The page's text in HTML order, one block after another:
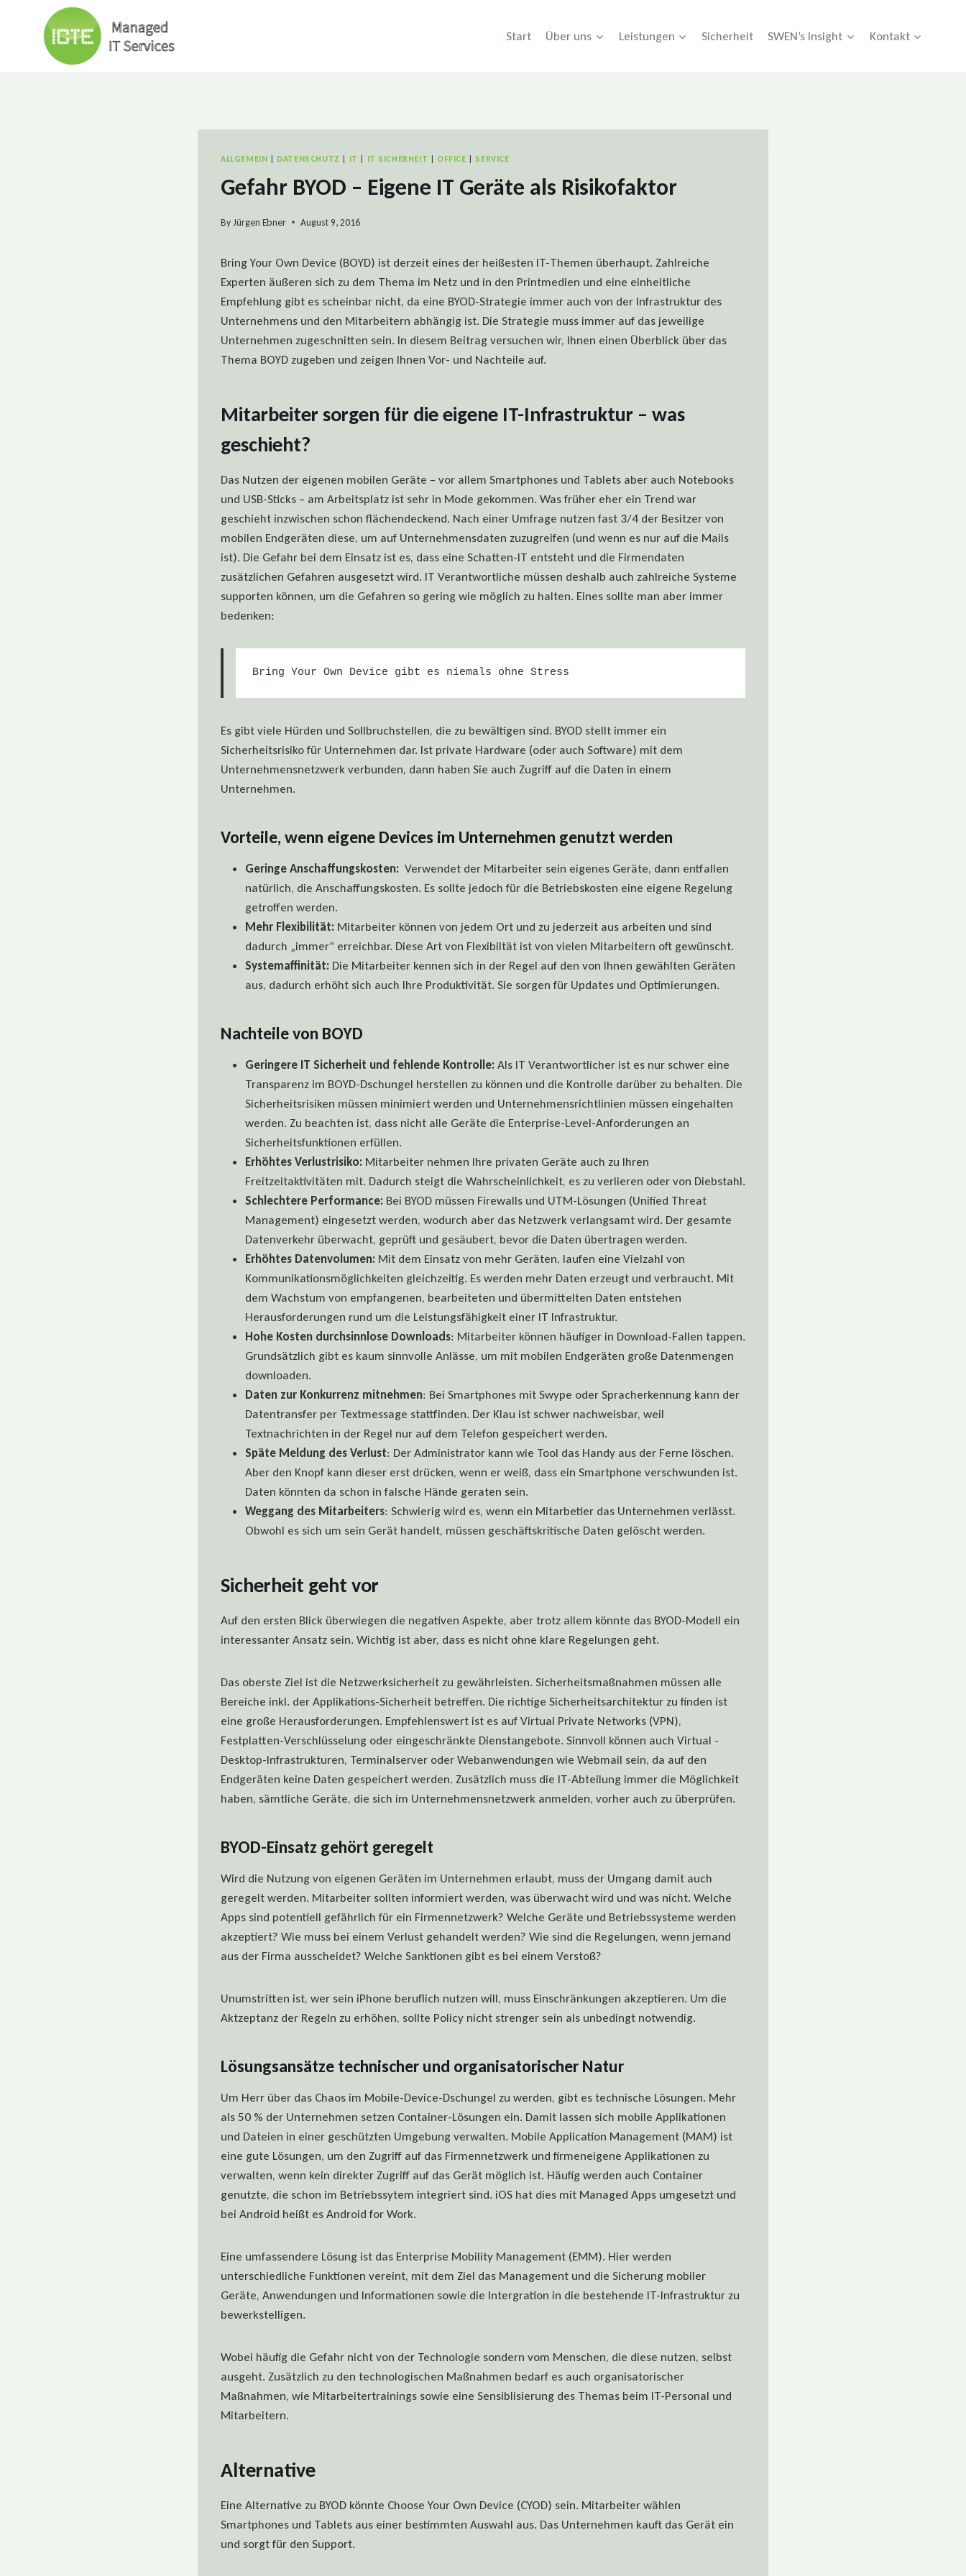
Start Über uns Leistungen Sicherheit SWEN’s Insight Kontakt
ALLGEMEIN DATENSCHUTZ IT IT SICHERHEIT OFFICE SERVICE
Gefahr BYOD – Eigene IT Geräte als Risikofaktor
ByJürgen Ebner August 9, 2016
Bring Your Own Device (BOYD) ist derzeit eines der heißesten IT-Themen überhaupt. Zahlreiche
Experten äußeren sich zu dem Thema im Netz und in den Printmedien und eine einheitliche
Empfehlung gibt es scheinbar nicht, da eine BYOD-Strategie immer auch von der Infrastruktur des
Unternehmens und den Mitarbeitern abhängig ist. Die Strategie muss immer auf das jeweilige
Unternehmen zugeschnitten sein. In diesem Beitrag versuchen wir, Ihnen einen Überblick über das
Thema BOYD zugeben und zeigen Ihnen Vor- und Nachteile auf.
Mitarbeiter sorgen für die eigene IT-Infrastruktur – was
geschieht?
Das Nutzen der eigenen mobilen Geräte – vor allem Smartphones und Tablets aber auch Notebooks
und USB-Sticks – am Arbeitsplatz ist sehr in Mode gekommen. Was früher eher ein Trend war
geschieht inzwischen schon flächendeckend. Nach einer Umfrage nutzen fast 3/4 der Besitzer von
mobilen Endgeräten diese, um auf Unternehmensdaten zuzugreifen (und wenn es nur auf die Mails
ist). Die Gefahr bei dem Einsatz ist es, dass eine Schatten-IT entsteht und die Firmendaten
zusätzlichen Gefahren ausgesetzt wird. IT Verantwortliche müssen deshalb auch zahlreiche Systeme
supporten können, um die Gefahren so gering wie möglich zu halten. Eines sollte man aber immer
bedenken:
Bring Your Own Device gibt es niemals ohne Stress
Es gibt viele Hürden und Sollbruchstellen, die zu bewältigen sind. BYOD stellt immer ein
Sicherheitsrisiko für Unternehmen dar. Ist private Hardware (oder auch Software) mit dem
Unternehmensnetzwerk verbunden, dann haben Sie auch Zugriff auf die Daten in einem
Unternehmen.
Vorteile, wenn eigene Devices im Unternehmen genutzt werden
Geringe Anschaffungskosten: Verwendet der Mitarbeiter sein eigenes Geräte, dann entfallen
natürlich, die Anschaffungskosten. Es sollte jedoch für die Betriebskosten eine eigene Regelung
getroffen werden.
Mehr Flexibilität: Mitarbeiter können von jedem Ort und zu jederzeit aus arbeiten und sind
dadurch „immer“ erreichbar. Diese Art von Flexibiltät ist von vielen Mitarbeitern oft gewünscht.
Systemaffinität: Die Mitarbeiter kennen sich in der Regel auf den von Ihnen gewählten Geräten
aus, dadurch erhöht sich auch Ihre Produktivität. Sie sorgen für Updates und Optimierungen.
Nachteile von BOYD
Geringere IT Sicherheit und fehlende Kontrolle: Als IT Verantwortlicher ist es nur schwer eine
Transparenz im BOYD-Dschungel herstellen zu können und die Kontrolle darüber zu behalten. Die
Sicherheitsrisiken müssen minimiert werden und Unternehmensrichtlinien müssen eingehalten
werden. Zu beachten ist, dass nicht alle Geräte die Enterprise-Level-Anforderungen an
Sicherheitsfunktionen erfüllen.
Erhöhtes Verlustrisiko: Mitarbeiter nehmen Ihre privaten Geräte auch zu Ihren
Freitzeitaktivitäten mit. Dadurch steigt die Wahrscheinlichkeit, es zu verlieren oder von Diebstahl.
Schlechtere Performance: Bei BYOD müssen Firewalls und UTM-Lösungen (Unified Threat
Management) eingesetzt werden, wodurch aber das Netzwerk verlangsamt wird. Der gesamte
Datenverkehr überwacht, geprüft und gesäubert, bevor die Daten übertragen werden.
Erhöhtes Datenvolumen: Mit dem Einsatz von mehr Geräten, laufen eine Vielzahl von
Kommunikationsmöglichkeiten gleichzeitig. Es werden mehr Daten erzeugt und verbraucht. Mit
dem Wachstum von empfangenen, bearbeiteten und übermittelten Daten entstehen
Herausforderungen rund um die Leistungsfähigkeit einer IT Infrastruktur.
Hohe Kosten durchsinnlose Downloads: Mitarbeiter können häufiger in Download-Fallen tappen.
Grundsätzlich gibt es kaum sinnvolle Anlässe, um mit mobilen Endgeräten große Datenmengen
downloaden.
Daten zur Konkurrenz mitnehmen: Bei Smartphones mit Swype oder Spracherkennung kann der
Datentransfer per Textmessage stattfinden. Der Klau ist schwer nachweisbar, weil
Textnachrichten in der Regel nur auf dem Telefon gespeichert werden.
Späte Meldung des Verlust: Der Administrator kann wie Tool das Handy aus der Ferne löschen.
Aber den Knopf kann dieser erst drücken, wenn er weiß, dass ein Smartphone verschwunden ist.
Daten könnten da schon in falsche Hände geraten sein.
Weggang des Mitarbeiters: Schwierig wird es, wenn ein Mitarbetier das Unternehmen verlässt.
Obwohl es sich um sein Gerät handelt, müssen geschäftskritische Daten gelöscht werden.
Sicherheit geht vor
Auf den ersten Blick überwiegen die negativen Aspekte, aber trotz allem könnte das BYOD-Modell ein
interessanter Ansatz sein. Wichtig ist aber, dass es nicht ohne klare Regelungen geht.
Das oberste Ziel ist die Netzwerksicherheit zu gewährleisten. Sicherheitsmaßnahmen müssen alle
Bereiche inkl. der Applikations-Sicherheit betreffen. Die richtige Sicherheitsarchitektur zu finden ist
eine große Herausforderungen. Empfehlenswert ist es auf Virtual Private Networks (VPN),
Festplatten-Verschlüsselung oder eingeschränkte Dienstangebote. Sinnvoll können auch Virtual -
Desktop-Infrastrukturen, Terminalserver oder Webanwendungen wie Webmail sein, da auf den
Endgeräten keine Daten gespeichert werden. Zusätzlich muss die IT-Abteilung immer die Möglichkeit
haben, sämtliche Geräte, die sich im Unternehmensnetzwerk anmelden, vorher auch zu überprüfen.
BYOD-Einsatz gehört geregelt
Wird die Nutzung von eigenen Geräten im Unternehmen erlaubt, muss der Umgang damit auch
geregelt werden. Mitarbeiter sollten informiert werden, was überwacht wird und was nicht. Welche
Apps sind potentiell gefährlich für ein Firmennetzwerk? Welche Geräte und Betriebssysteme werden
akzeptiert? Wie muss bei einem Verlust gehandelt werden? Wie sind die Regelungen, wenn jemand
aus der Firma ausscheidet? Welche Sanktionen gibt es bei einem Verstoß?
Unumstritten ist, wer sein iPhone beruflich nutzen will, muss Einschränkungen akzeptieren. Um die
Aktzeptanz der Regeln zu erhöhen, sollte Policy nicht strenger sein als unbedingt notwendig.
Lösungsansätze technischer und organisatorischer Natur
Um Herr über das Chaos im Mobile-Device-Dschungel zu werden, gibt es technische Lösungen. Mehr
als 50 % der Unternehmen setzen Container-Lösungen ein. Damit lassen sich mobile Applikationen
und Dateien in einer geschützten Umgebung verwalten. Mobile Application Management (MAM) ist
eine gute Lösungen, um den Zugriff auf das Firmennetzwerk und firmeneigene Applikationen zu
verwalten, wenn kein direkter Zugriff auf das Gerät möglich ist. Häufig werden auch Container
genutzte, die schon im Betriebssytem integriert sind. iOS hat dies mit Managed Apps umgesetzt und
bei Android heißt es Android for Work.
Eine umfassendere Lösung ist das Enterprise Mobility Management (EMM). Hier werden
unterschiedliche Funktionen vereint, mit dem Ziel das Management und die Sicherung mobiler
Geräte, Anwendungen und Informationen sowie die Intergration in die bestehende IT-Infrastruktur zu
bewerkstelligen.
Wobei häufig die Gefahr nicht von der Technologie sondern vom Menschen, die diese nutzen, selbst
ausgeht. Zusätzlich zu den technologischen Maßnahmen bedarf es auch organisatorischer
Maßnahmen, wie Mitarbeitertrainings sowie eine Sensiblisierung des Themas beim IT-Personal und
Mitarbeitern.
Alternative
Eine Alternative zu BYOD könnte Choose Your Own Device (CYOD) sein. Mitarbeiter wählen
Smartphones und Tablets aus einer bestimmten Auswahl aus. Das Unternehmen kauft das Gerät ein
und sorgt für den Support.